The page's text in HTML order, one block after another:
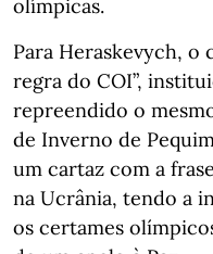
olímpicas.
Para Heraskevych, o
regra do COI”,
repreendido o
de Inverno de
um cartaz com a
na Ucrânia, tendo a
os certames